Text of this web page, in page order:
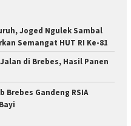
Joged Ngulek Sambal
Semangat HUT RI Ke-81
di Brebes, Hasil Panen
Brebes Gandeng RSIA